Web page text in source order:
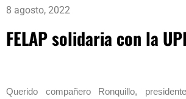
8 agosto, 2022
FELAP solidaria con la
Querido compañero Ronquillo,